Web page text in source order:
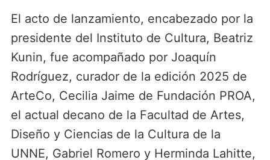
El acto de lanzamiento, encabezado por la
presidente del Instituto de Cultura, Beatriz
Kunin, fue acompañado por Joaquín
Rodríguez, curador de la edición 2025 de
ArteCo, Cecilia Jaime de Fundación PROA,
el actual decano de la Facultad de Artes,
Diseño y Ciencias de la Cultura de la
UNNE, Gabriel Romero y Herminda Lahitte,